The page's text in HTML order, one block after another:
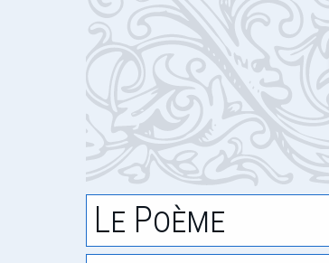
Le Poème